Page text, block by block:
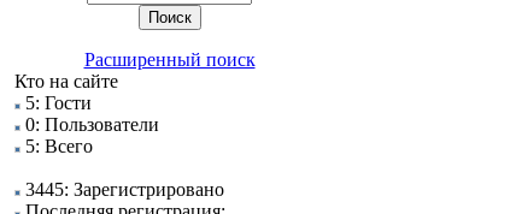
Расширенный поиск
Кто на сайте
5: Гости
0: Пользователи
5: Всего
3445: Зарегистрировано